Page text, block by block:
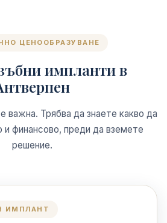
ЦЕНООБРАЗУВАНЕ
импланти в
важна. Трябва да знаете какво да
и финансово, преди да вземете
решение.
ИМПЛАНТ